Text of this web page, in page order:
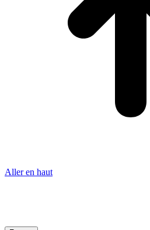
Aller en haut